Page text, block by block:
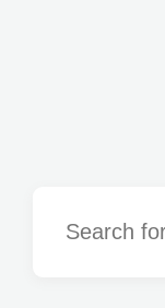
Word